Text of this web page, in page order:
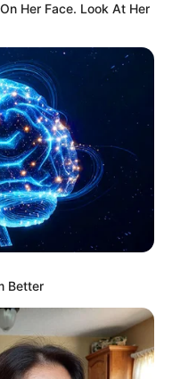
- Architectural
Her Face. Look At Her
Better